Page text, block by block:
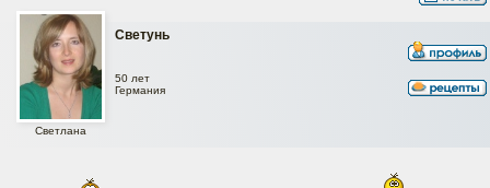
Светунь
Светлана
50 лет
Германия